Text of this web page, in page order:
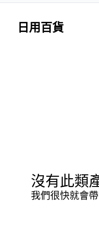
日用百貨
沒有此類
我們很快就會